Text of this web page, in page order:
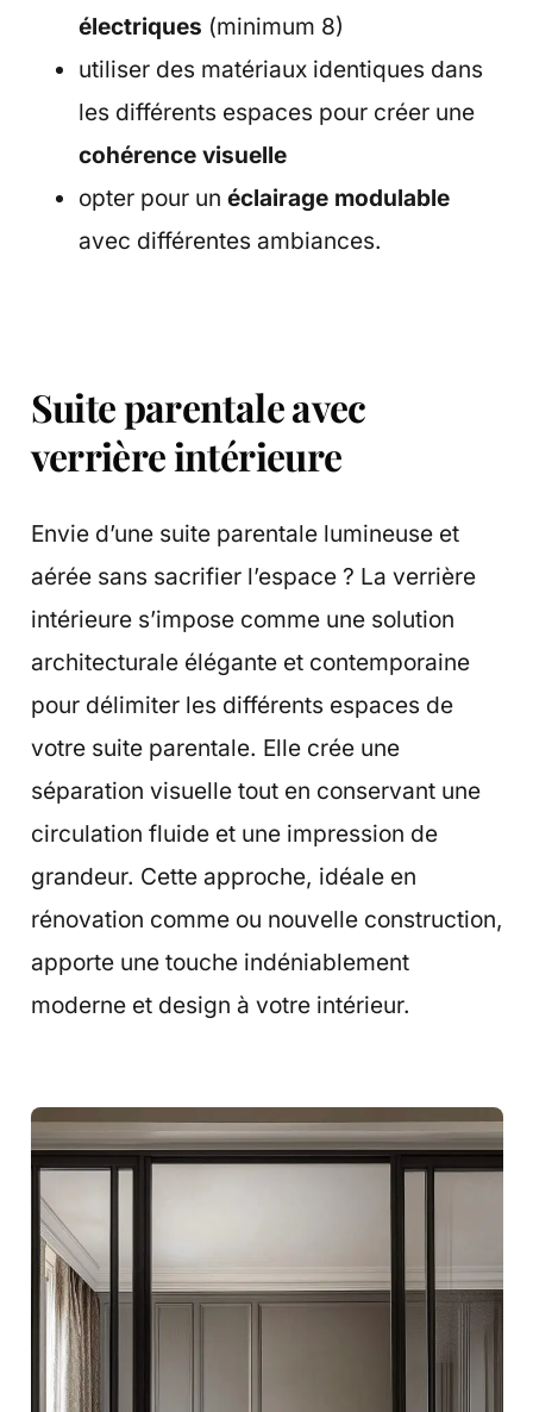
électriques (minimum 8)
utiliser des matériaux identiques dans
les différents espaces pour créer une
cohérence visuelle
opter pour un éclairage modulable
avec différentes ambiances.
Suite parentale avec
verrière intérieure
Envie d’une suite parentale lumineuse et
aérée sans sacrifier l’espace ? La verrière
intérieure s’impose comme une solution
architecturale élégante et contemporaine
pour délimiter les différents espaces de
votre suite parentale. Elle crée une
séparation visuelle tout en conservant une
circulation fluide et une impression de
grandeur. Cette approche, idéale en
rénovation comme ou nouvelle construction,
apporte une touche indéniablement
moderne et design à votre intérieur.